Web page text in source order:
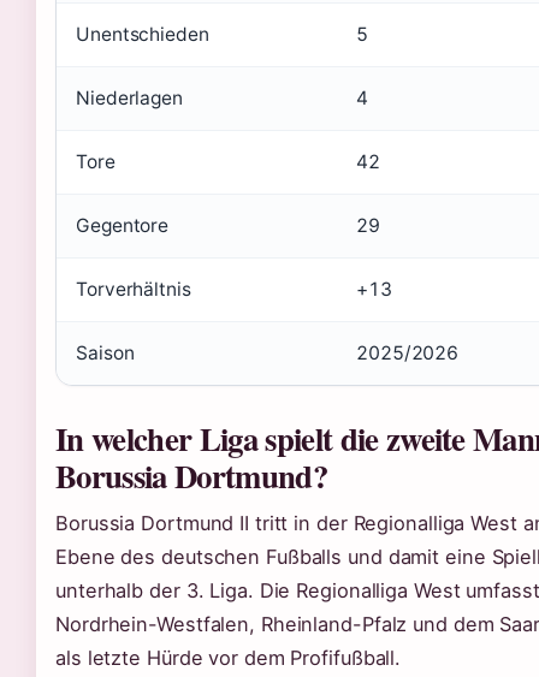
Unentschieden 5
Niederlagen 4
Tore 42
Gegentore 29
Torverhältnis +13
Saison 2025/2026
In welcher Liga spielt die zweite
Borussia Dortmund?
Borussia Dortmund II tritt in der Regionalliga West
Ebene des deutschen Fußballs und damit eine
unterhalb der 3. Liga. Die Regionalliga West
Nordrhein-Westfalen, Rheinland-Pfalz und dem
als letzte Hürde vor dem Profifußball.